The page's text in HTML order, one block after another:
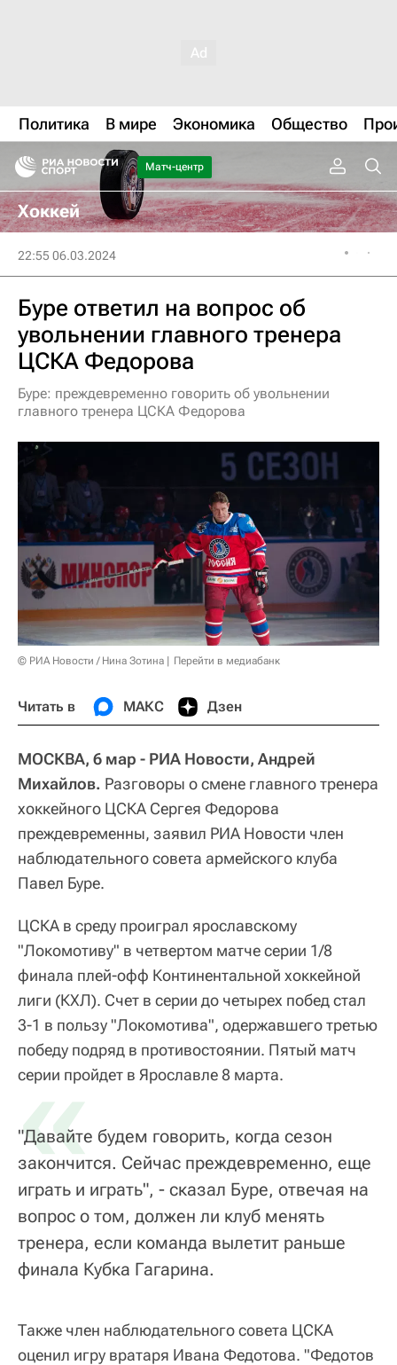
Политика В мире Экономика Общество
Матч-центр
Хоккей
22:55 06.03.2024
Буре ответил на вопрос об
увольнении главного тренера
ЦСКА Федорова
Буре: преждевременно говорить об увольнении
главного тренера ЦСКА Федорова
© РИА Новости / Нина Зотина Перейти в медиабанк
Читать в МАКС Дзен
МОСКВА, 6 мар - РИА Новости, Андрей
Михайлов. Разговоры о смене главного тренера
хоккейного ЦСКА Сергея Федорова
преждевременны, заявил РИА Новости член
наблюдательного совета армейского клуба
Павел Буре.
ЦСКА в среду проиграл ярославскому
"Локомотиву" в четвертом матче серии 1/8
финала плей-офф Континентальной хоккейной
лиги (КХЛ). Счет в серии до четырех побед стал
3-1 в пользу "Локомотива", одержавшего третью
победу подряд в противостоянии. Пятый матч
серии пройдет в Ярославле 8 марта.
«
"Давайте будем говорить, когда сезон
закончится. Сейчас преждевременно, еще
играть и играть", - сказал Буре, отвечая на
вопрос о том, должен ли клуб менять
тренера, если команда вылетит раньше
финала Кубка Гагарина.
Также член наблюдательного совета ЦСКА
оценил игру вратаря Ивана Федотова. "Федотов